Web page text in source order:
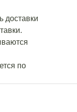
доставки
по